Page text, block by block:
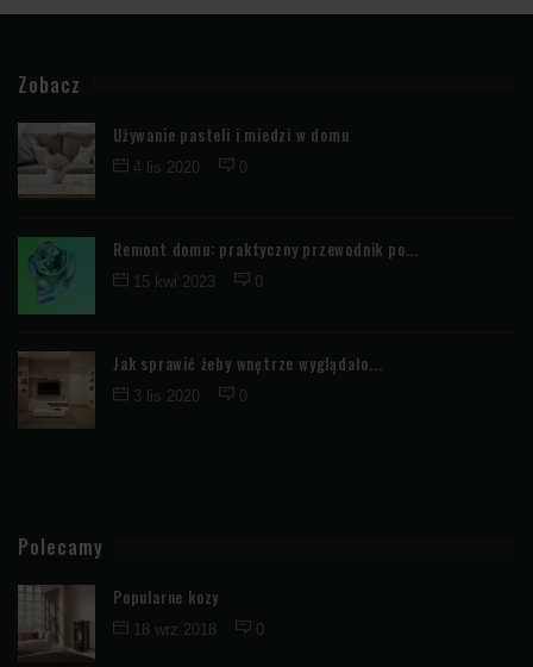
Zobacz
Używanie pasteli i miedzi w domu
4 lis 2020 0
Remont domu: praktyczny przewodnik po...
15 kwi 2023 0
Jak sprawić żeby wnętrze wyglądało...
3 lis 2020 0
Polecamy
Popularne kozy
18 wrz 2018 0